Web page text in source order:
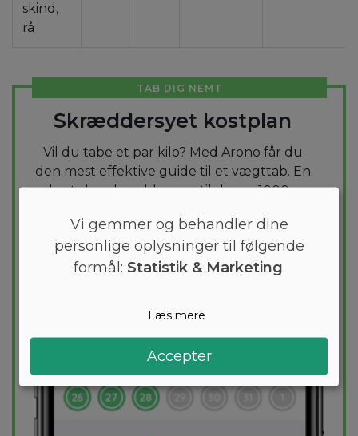
skind,
rå
TAB DIG NEMT
Skræddersyet kostplan
Vil du tabe et par kilo? Med Arono får du
den mest effektive guide til et vægttab. En
kostplan skræddersyes til dig og 1000+
holder dig indenfor dit kaloriemål.
PRØVGRATIS
Vi gemmer og behandler dine
personlige oplysninger til følgende
formål: Statistik & Marketing.
Læs mere
Accepter